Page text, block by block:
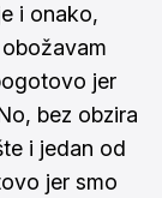
i onako,
jer
bez obzira
i jedan od
jer smo